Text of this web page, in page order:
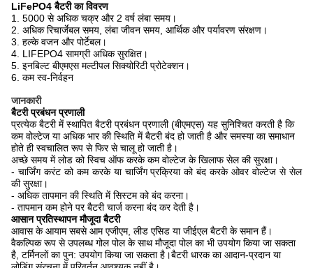
LiFePO4 बैटरी का विवरण
1. 5000 से अधिक चक्र और 2 वर्ष लंबा समय।
2. अधिक रिचार्जेबल समय, लंबा जीवन समय, आर्थिक और पर्यावरण संरक्षण।
3. हल्के वजन और पोर्टेबल।
4. LIFEPO4 सामग्री अधिक सुरक्षित।
5. इनबिल्ट बीएमएस मल्टीपल सिक्योरिटी प्रोटेक्शन।
6. कम स्व-निर्वहन
जानकारी
बैटरी प्रबंधन प्रणाली
प्रत्येक बैटरी में स्थापित बैटरी प्रबंधन प्रणाली (बीएमएस) यह सुनिश्चित करती है कि
कम वोल्टेज या अधिक भार की स्थिति में बैटरी बंद हो जाती है और समस्या का समाधान
होते ही स्वचालित रूप से फिर से चालू हो जाती है।
अच्छे समय में लोड को स्विच ऑफ करके कम वोल्टेज के खिलाफ सेल की सुरक्षा।
- चार्जिंग करंट को कम करके या चार्जिंग प्रक्रिया को बंद करके ओवर वोल्टेज से सेल
की सुरक्षा।
- अधिक तापमान की स्थिति में सिस्टम को बंद करना।
- तापमान कम होने पर बैटरी चार्ज करना बंद कर देती है।
आसान प्रतिस्थापन मौजूदा बैटरी
आवास के आयाम सबसे आम एजीएम, लीड एसिड या जीईएल बैटरी के समान हैं।
वैकल्पिक रूप से उपलब्ध गोल पोल के साथ मौजूदा पोल का भी उपयोग किया जा सकता
है, टर्मिनलों का पुन: उपयोग किया जा सकता है।बैटरी धारक का आदान-प्रदान या